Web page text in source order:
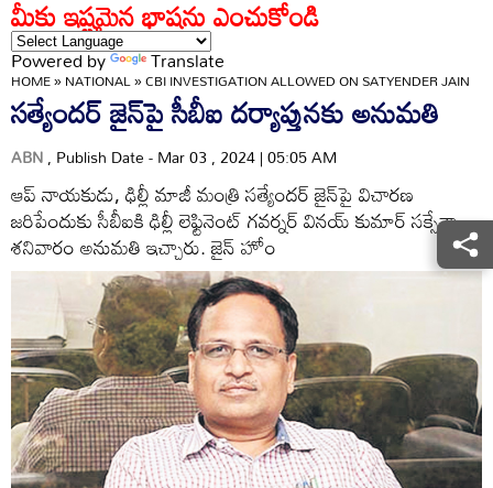
మీకు ఇష్టమైన భాషను ఎంచుకోండి
Powered by Translate
HOME»NATIONAL»CBI INVESTIGATION ALLOWED ON SATYENDER JAIN
సత్యేందర్‌ జైన్‌పై సీబీఐ దర్యాప్తునకు అనుమతి
ABN, Publish Date - Mar 03 , 2024 | 05:05 AM
ఆప్‌ నాయకుడు, ఢిల్లీ మాజీ మంత్రి సత్యేందర్‌ జైన్‌పై విచారణ
జరిపేందుకు సీబీఐకి ఢిల్లీ లెఫ్టినెంట్‌ గవర్నర్‌ వినయ్‌ కుమార్‌ సక్సేనా
శనివారం అనుమతి ఇచ్చారు. జైన్‌ హోం